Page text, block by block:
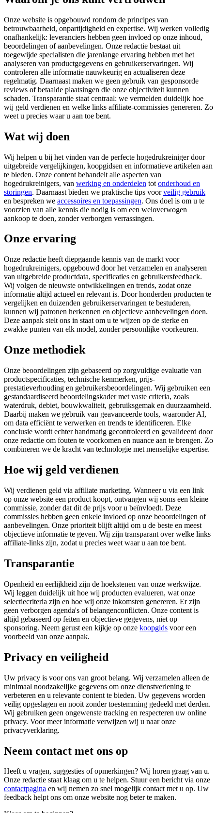
Onze website is opgebouwd rondom de principes van
betrouwbaarheid, onpartijdigheid en expertise. Wij werken volledig
onafhankelijk: leveranciers hebben geen invloed op onze inhoud,
beoordelingen of aanbevelingen. Onze redactie bestaat uit
toegewijde specialisten die jarenlange ervaring hebben met het
analyseren van productgegevens en gebruikerservaringen. Wij
controleren alle informatie nauwkeurig en actualiseren deze
regelmatig. Daarnaast maken we geen gebruik van gesponsorde
reviews of betaalde plaatsingen die onze objectiviteit kunnen
schaden. Transparantie staat centraal: we vermelden duidelijk hoe
wij geld verdienen en welke links affiliate-commissies genereren. Zo
weet u precies waar u aan toe bent.
Wat wij doen
Wij helpen u bij het vinden van de perfecte hogedrukreiniger door
uitgebreide vergelijkingen, koopgidsen en informatieve artikelen aan
te bieden. Onze content behandelt alle aspecten van
hogedrukreinigers, van werking en onderdelen tot onderhoud en
storingen. Daarnaast bieden we praktische tips voorveilig gebruik
en bespreken we accessoires en toepassingen. Ons doel is om u te
voorzien van alle kennis die nodig is om een weloverwogen
aankoop te doen, zonder verborgen verrassingen.
Onze ervaring
Onze redactie heeft diepgaande kennis van de markt voor
hogedrukreinigers, opgebouwd door het verzamelen en analyseren
van uitgebreide productdata, specificaties en gebruikersfeedback.
Wij volgen de nieuwste ontwikkelingen en trends, zodat onze
informatie altijd actueel en relevant is. Door honderden producten te
vergelijken en duizenden gebruikerservaringen te bestuderen,
kunnen wij patronen herkennen en objectieve aanbevelingen doen.
Deze aanpak stelt ons in staat om u te wijzen op de sterke en
zwakke punten van elk model, zonder persoonlijke voorkeuren.
Onze methodiek
Onze beoordelingen zijn gebaseerd op zorgvuldige evaluatie van
productspecificaties, technische kenmerken, prijs-
prestatieverhouding en gebruikersbeoordelingen. Wij gebruiken een
gestandaardiseerd beoordelingskader met vaste criteria, zoals
waterdruk, debiet, bouwkwaliteit, gebruiksgemak en duurzaamheid.
Daarbij maken we gebruik van geavanceerde tools, waaronder AI,
om data efficiënt te verwerken en trends te identificeren. Elke
conclusie wordt echter handmatig gecontroleerd en gevalideerd door
onze redactie om fouten te voorkomen en nuance aan te brengen. Zo
combineren we de kracht van technologie met menselijke expertise.
Hoe wij geld verdienen
Wij verdienen geld via affiliate marketing. Wanneer u via een link
op onze website een product koopt, ontvangen wij soms een kleine
commissie, zonder dat dit de prijs voor u beïnvloedt. Deze
commissies hebben geen enkele invloed op onze beoordelingen of
aanbevelingen. Onze prioriteit blijft altijd om u de beste en meest
objectieve informatie te geven. Wij zijn transparant over welke links
affiliate-links zijn, zodat u precies weet waar u aan toe bent.
Transparantie
Openheid en eerlijkheid zijn de hoekstenen van onze werkwijze.
Wij leggen duidelijk uit hoe wij producten evalueren, wat onze
selectiecriteria zijn en hoe wij onze inkomsten genereren. Er zijn
geen verborgen agenda's of belangenconflicten. Onze content is
altijd gebaseerd op feiten en objectieve gegevens, niet op
sponsoring. Neem gerust een kijkje op onze koopgids voor een
voorbeeld van onze aanpak.
Privacy en veiligheid
Uw privacy is voor ons van groot belang. Wij verzamelen alleen de
minimaal noodzakelijke gegevens om onze dienstverlening te
verbeteren en u relevante content te bieden. Uw gegevens worden
veilig opgeslagen en nooit zonder toestemming gedeeld met derden.
Wij gebruiken geen ongewenste tracking en respecteren uw online
privacy. Voor meer informatie verwijzen wij u naar onze
privacyverklaring.
Neem contact met ons op
Heeft u vragen, suggesties of opmerkingen? Wij horen graag van u.
Onze redactie staat klaag om u te helpen. Stuur een bericht via onze
contactpagina en wij nemen zo snel mogelijk contact met u op. Uw
feedback helpt ons om onze website nog beter te maken.